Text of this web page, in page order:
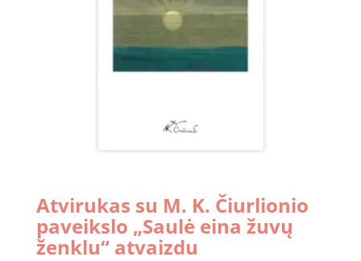
Atvirukas su M. K. Čiurlionio
paveikslo „Saulė eina žuvų
ženklu“ atvaizdu